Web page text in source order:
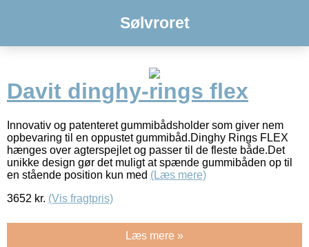
Sølvroret
Davit dinghy-rings flex
Innovativ og patenteret gummibådsholder som giver nem
opbevaring til en oppustet gummibåd.Dinghy Rings FLEX
hænges over agterspejlet og passer til de fleste både.Det
unikke design gør det muligt at spænde gummibåden op til
en stående position kun med (Læs mere)
3652 kr. (Vis fragtpris)
Læs mere »